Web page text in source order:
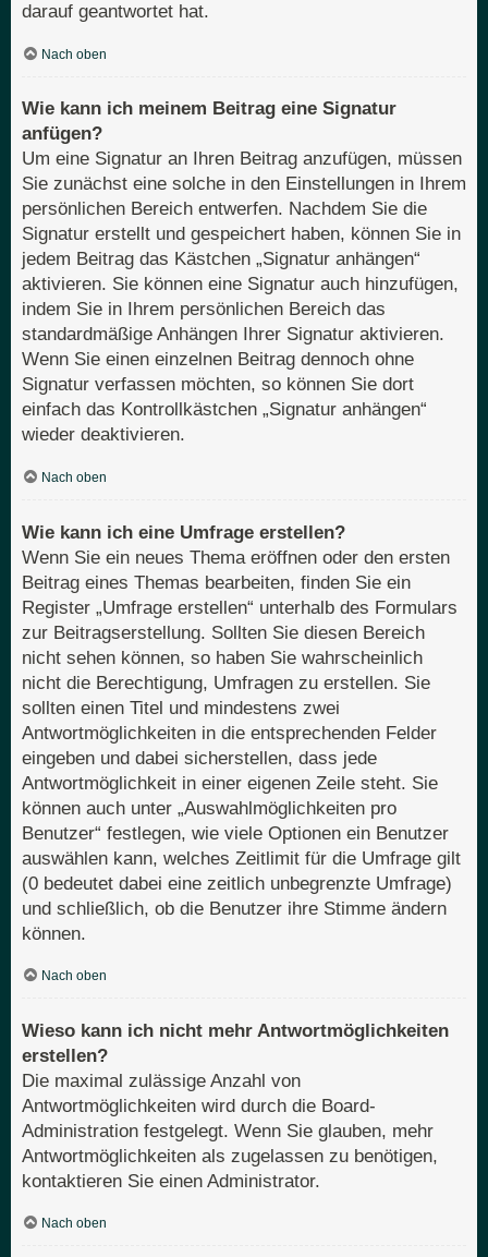
darauf geantwortet hat.
Nach oben
Wie kann ich meinem Beitrag eine Signatur
anfügen?
Um eine Signatur an Ihren Beitrag anzufügen, müssen
Sie zunächst eine solche in den Einstellungen in Ihrem
persönlichen Bereich entwerfen. Nachdem Sie die
Signatur erstellt und gespeichert haben, können Sie in
jedem Beitrag das Kästchen „Signatur anhängen“
aktivieren. Sie können eine Signatur auch hinzufügen,
indem Sie in Ihrem persönlichen Bereich das
standardmäßige Anhängen Ihrer Signatur aktivieren.
Wenn Sie einen einzelnen Beitrag dennoch ohne
Signatur verfassen möchten, so können Sie dort
einfach das Kontrollkästchen „Signatur anhängen“
wieder deaktivieren.
Nach oben
Wie kann ich eine Umfrage erstellen?
Wenn Sie ein neues Thema eröffnen oder den ersten
Beitrag eines Themas bearbeiten, finden Sie ein
Register „Umfrage erstellen“ unterhalb des Formulars
zur Beitragserstellung. Sollten Sie diesen Bereich
nicht sehen können, so haben Sie wahrscheinlich
nicht die Berechtigung, Umfragen zu erstellen. Sie
sollten einen Titel und mindestens zwei
Antwortmöglichkeiten in die entsprechenden Felder
eingeben und dabei sicherstellen, dass jede
Antwortmöglichkeit in einer eigenen Zeile steht. Sie
können auch unter „Auswahlmöglichkeiten pro
Benutzer“ festlegen, wie viele Optionen ein Benutzer
auswählen kann, welches Zeitlimit für die Umfrage gilt
(0 bedeutet dabei eine zeitlich unbegrenzte Umfrage)
und schließlich, ob die Benutzer ihre Stimme ändern
können.
Nach oben
Wieso kann ich nicht mehr Antwortmöglichkeiten
erstellen?
Die maximal zulässige Anzahl von
Antwortmöglichkeiten wird durch die Board-
Administration festgelegt. Wenn Sie glauben, mehr
Antwortmöglichkeiten als zugelassen zu benötigen,
kontaktieren Sie einen Administrator.
Nach oben